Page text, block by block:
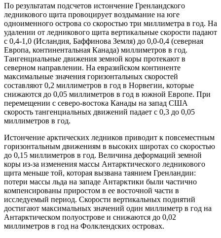
По результатам подсчетов истончение Гренландского
ледникового щита провоцирует воздымание на юге
одноименного острова со скоростью три миллиметра в год. На
удалении от ледникового щита вертикальные скорости падают
с 0,4-1,0 (Исландия, Баффинова Земля) до 0,0-0,4 (северная
Европа, континентальная Канада) миллиметров в год.
Тангенциальные движения земной коры протекают в
северном направлении. На евразийском континенте
максимальные значения горизонтальных скоростей
составляют 0,2 миллиметров в год в Норвегии, которые
снижаются до 0,05 миллиметров в год в южной Европе. При
перемещении с северо-востока Канады на запад США
скорость тангенциальных движений падает с 0,3 до 0,05
миллиметров в год.
Истончение арктических ледников приводит к повсеместным
горизонтальным движениям в высоких широтах со скоростью
до 0,15 миллиметров в год. Величина деформаций земной
коры из-за изменения массы Антарктического ледникового
щита меньше той, которая вызвана таянием Гренландии:
потери массы льда на западе Антарктики были частично
компенсированы приростом в ее восточной части в
исследуемый период. Скорости вертикальных поднятий
достигают максимальных значений один миллиметр в год на
Антарктическом полуострове и снижаются до 0,02
миллиметров в год на Фолклендских островах.